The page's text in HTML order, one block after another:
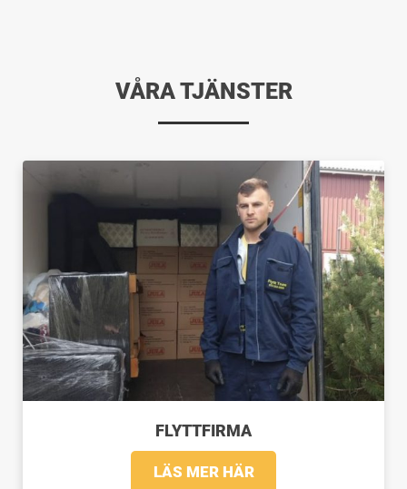
VÅRA TJÄNSTER
FLYTTFIRMA
LÄS MER HÄR